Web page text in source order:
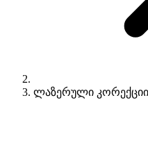
ლაზერული